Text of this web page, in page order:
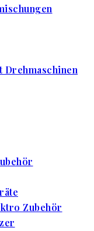
Drehmaschinen
Zubehör